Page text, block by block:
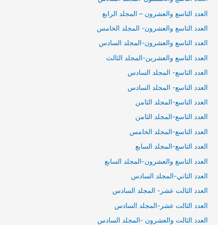
العدد التاسع والعشرون – المجلد الرابع
العدد التاسع والعشرون- المجلد الخامس
العدد التاسع والعشرون-المجلد السادس
العدد التاسع والعشرين-المجلد الثالث
العدد التاسع- المجلد السادس
العدد التاسع- المجلد السادس
العدد التاسع-المجلد الثامن
العدد التاسع-المجلد الثامن
العدد التاسع-المجلد الخامس
العدد التاسع-المجلد السابع
العدد التاسغ والعشرون-المجلد السابع
العدد التاني-المجلد السادس
العدد الثالت عشر- المجلد السادس
العدد الثالت عشر-المجلد السادس
العدد الثالت والعشرون -المجلد السادس